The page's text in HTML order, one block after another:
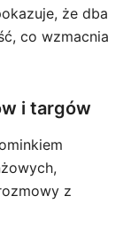
że dba
co wzmacnia
i targów
z